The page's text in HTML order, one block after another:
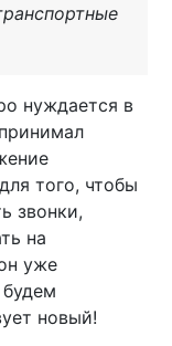
нуждается в
того, чтобы
звонки,
на
уже
новый!